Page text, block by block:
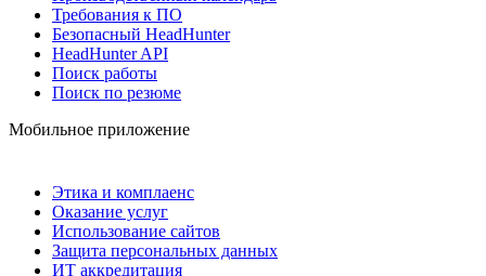
Требования к ПО
Безопасный HeadHunter
HeadHunter API
Поиск работы
Поиск по резюме
Мобильное приложение
Этика и комплаенс
Оказание услуг
Использование сайтов
Защита персональных данных
ИТ аккредитация